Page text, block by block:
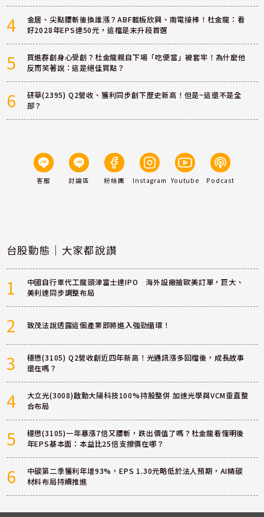
4
金居、尖點腰斬後換誰漲？ABF載板欣興、南電接棒！杜金龍：看
好2028年EPS達50元，這檔是末升段首選
5
買進群創身心受創？杜金龍親自下場「吃便當」被套牢！為什麼他
反而笑著說：這是絕佳買點？
6
研華(2395) Q2營收、獲利同步創下歷史新高！但是~這還不是全
部？
客服 討論區 粉絲團 Instagram Youtube Podcast
台股動態｜大家都說讚
1
中國自行車代工龍頭津富士達IPO 海外設廠搶歐美訂單，巨大、
美利達同步調整布局
2 致茂法說透露這個產業即將進入強勁循環！
3
穩懋(3105) Q2營收創近四年新高！光通訊漲多回檔後，成長故事
還在嗎？
4
大立光(3008)啟動大陽科技100%持股整併 加速光學與VCM垂直整
合布局
5
穩懋(3105)一年暴漲7倍又腰斬，跌出價值了嗎？杜金龍看懂明後
年EPS基本面：本益比25倍支撐價在哪？
6
中碳第二季獲利年增93%，EPS 1.30元略低於法人預期，AI精碳
材料布局持續推進